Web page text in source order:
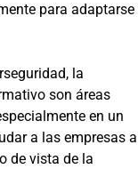
para adaptarse
la
son áreas
en un
a las empresas a
de vista de la